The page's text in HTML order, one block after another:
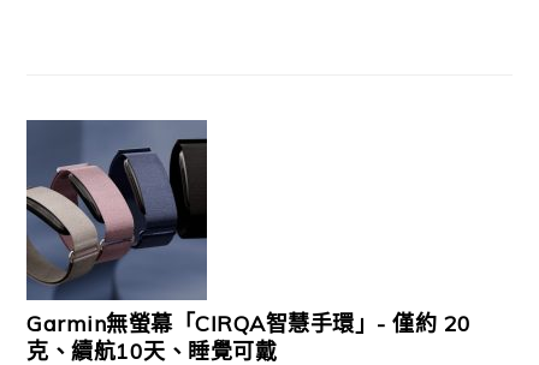
Garmin無螢幕「CIRQA智慧手環」- 僅約 20
克、續航10天、睡覺可戴